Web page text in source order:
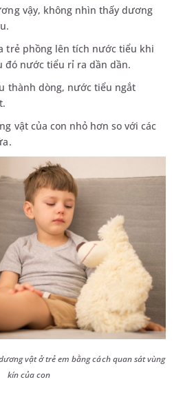
vậy, không nhìn thấy dương
trẻ phồng lên tích nước tiểu khi
đó nước tiểu rỉ ra dần dần.
thành dòng, nước tiểu ngắt
vật của con nhỏ hơn so với các
vật ở trẻ em bằng cách quan sát vùng
kín của con